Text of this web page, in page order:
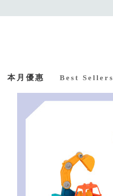
本月優惠 Best Sellers